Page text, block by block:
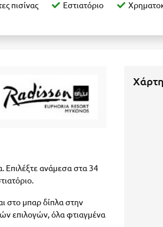
πισίνας Εστιατόριο
Επιλέξτε ανάμεσα στα 34
στο μπαρ δίπλα στην
επιλογών, όλα φτιαγμένα